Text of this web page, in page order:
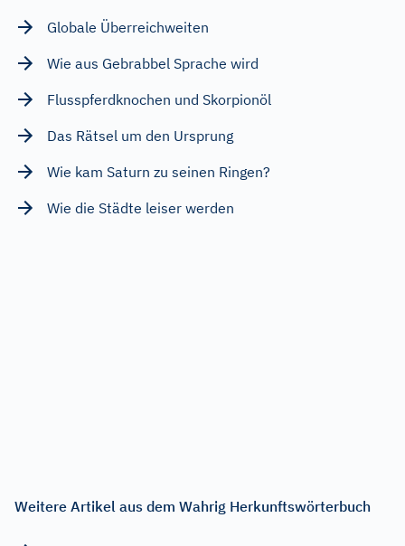
Globale Überreichweiten
Wie aus Gebrabbel Sprache wird
Flusspferdknochen und Skorpionöl
Das Rätsel um den Ursprung
Wie kam Saturn zu seinen Ringen?
Wie die Städte leiser werden
Weitere Artikel aus dem Wahrig Herkunftswörterbuch